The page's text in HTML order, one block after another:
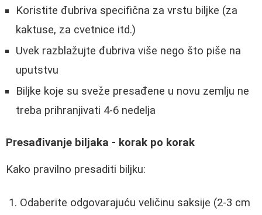
Koristite đubriva specifična za vrstu biljke (za
kaktuse, za cvetnice itd.)
Uvek razblažujte đubriva više nego što piše na
uputstvu
Biljke koje su sveže presađene u novu zemlju ne
treba prihranjivati 4-6 nedelja
Presađivanje biljaka - korak po korak
Kako pravilno presaditi biljku:
Odaberite odgovarajuću veličinu saksije (2-3 cm